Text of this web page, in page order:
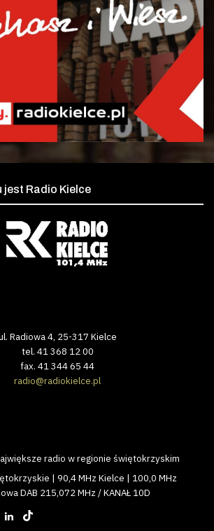
jest Radio Kielce
Radiowa 4, 25-317 Kielce
tel. 41 368 12 00
fax. 41 344 65 44
radio@radiokielce.pl
radio w regionie świętokrzyskim
| 90,4 MHz Kielce | 100,0 MHz
DAB 215,072 MHz / KANAŁ 10D